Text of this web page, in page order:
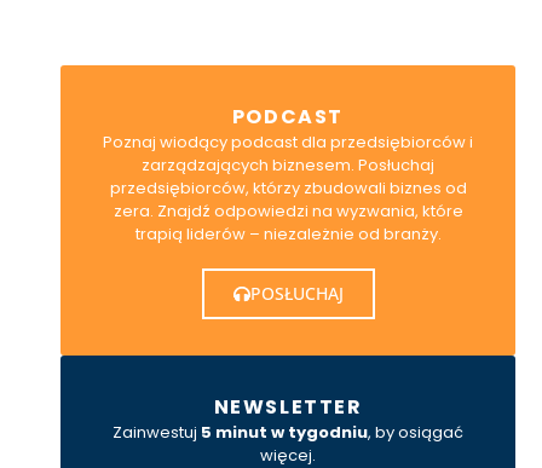
PODCAST
Poznaj wiodący podcast dla przedsiębiorców i
zarządzających biznesem. Posłuchaj
przedsiębiorców, którzy zbudowali biznes od
zera. Znajdź odpowiedzi na wyzwania, które
trapią liderów – niezależnie od branży.
POSŁUCHAJ
NEWSLETTER
Zainwestuj 5 minut w tygodniu, by osiągać
więcej.